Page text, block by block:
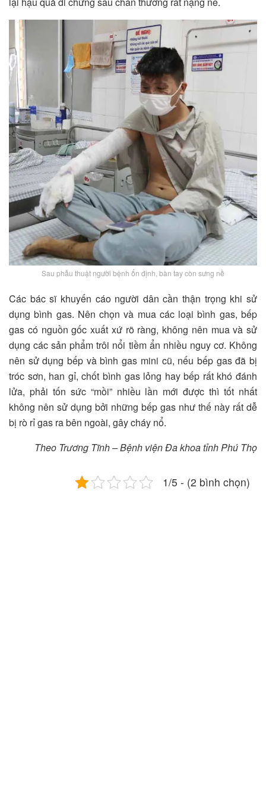
Sau phẫu thuật người bệnh ổn định, bàn tay còn sưng nề
Các bác sĩ khuyến cáo người dân cần thận trọng khi sử
dụng bình gas. Nên chọn và mua các loại bình gas, bếp
gas có nguồn gốc xuất xứ rõ ràng, không nên mua và sử
dụng các sản phẩm trôi nổi tiềm ẩn nhiều nguy cơ. Không
nên sử dụng bếp và bình gas mini cũ, nếu bếp gas đã bị
tróc sơn, han gỉ, chốt bình gas lỏng hay bếp rất khó đánh
lửa, phải tốn sức “mồi” nhiều lần mới được thì tốt nhất
không nên sử dụng bởi những bếp gas như thế này rất dễ
bị rò rỉ gas ra bên ngoài, gây cháy nổ.
Theo Trương Tĩnh – Bệnh viện Đa khoa tỉnh Phú Thọ
1/5 - (2 bình chọn)